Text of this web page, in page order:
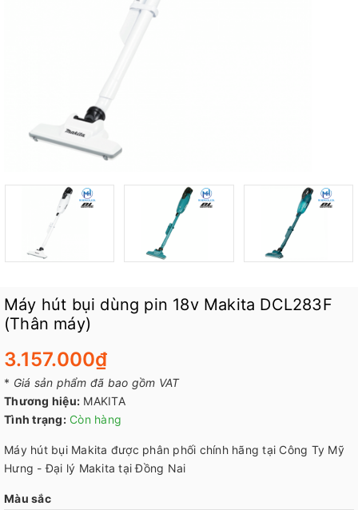
Máy hút bụi dùng pin 18v Makita DCL283F
(Thân máy)
3.157.000₫
* Giá sản phẩm đã bao gồm VAT
Thương hiệu: MAKITA
Tình trạng: Còn hàng
Máy hút bụi Makita được phân phối chính hãng tại Công Ty Mỹ
Hưng - Đại lý Makita tại Đồng Nai
Màu sắc